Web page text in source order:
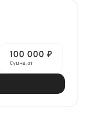
100 000 ₽
Сумма, от